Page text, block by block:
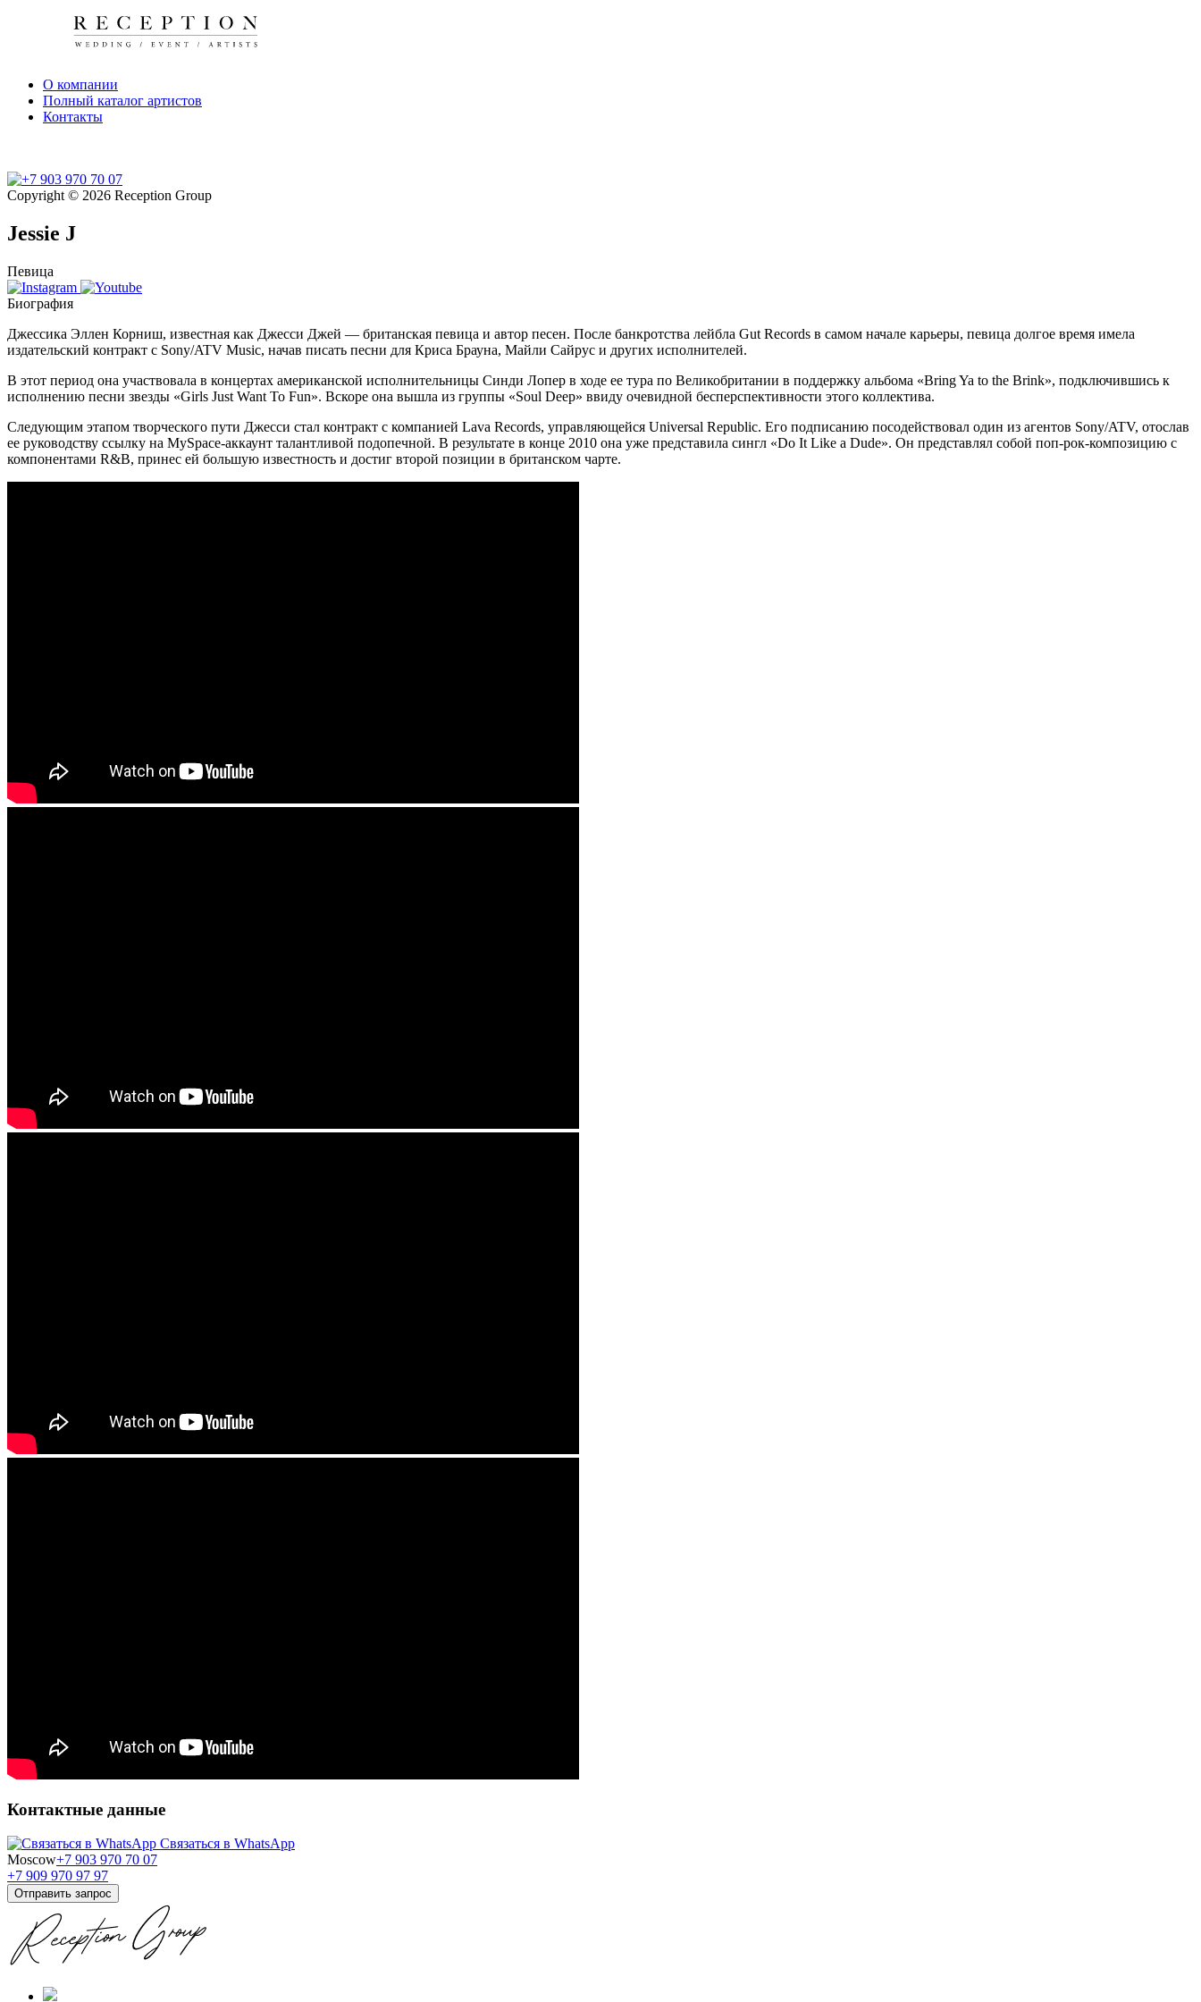
О компании
Полный каталог артистов
Контакты
Copyright © 2026 Reception Group
Jessie J
Певица
Биография
Джессика Эллен Корниш, известная как Джесси Джей — британская певица и автор песен. После банкротства лейбла Gut Records в самом начале карьеры, певица долгое время имела
издательский контракт с Sony/ATV Music, начав писать песни для Криса Брауна, Майли Сайрус и других исполнителей.
В этот период она участвовала в концертах американской исполнительницы Синди Лопер в ходе ее тура по Великобритании в поддержку альбома «Bring Ya to the Brink», подключившись к
исполнению песни звезды «Girls Just Want To Fun». Вскоре она вышла из группы «Soul Deep» ввиду очевидной бесперспективности этого коллектива.
Следующим этапом творческого пути Джесси стал контракт с компанией Lava Records, управляющейся Universal Republic. Его подписанию посодействовал один из агентов Sony/ATV, отослав
ее руководству ссылку на MySpace-аккаунт талантливой подопечной. В результате в конце 2010 она уже представила сингл «Do It Like a Dude». Он представлял собой поп-рок-композицию с
компонентами R&B, принес ей большую известность и достиг второй позиции в британском чарте.
Контактные данные
Связаться в WhatsApp
Moscow+7 903 970 70 07
+7 909 970 97 97
Отправить запрос